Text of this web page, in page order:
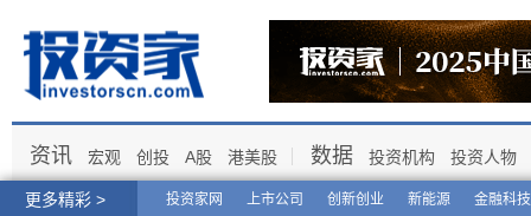
更多精彩 > 投资家网 上市公司 创新创业 新能源 金融科技
资讯 宏观 创投 A股 港美股 数据 投资机构 投资人物